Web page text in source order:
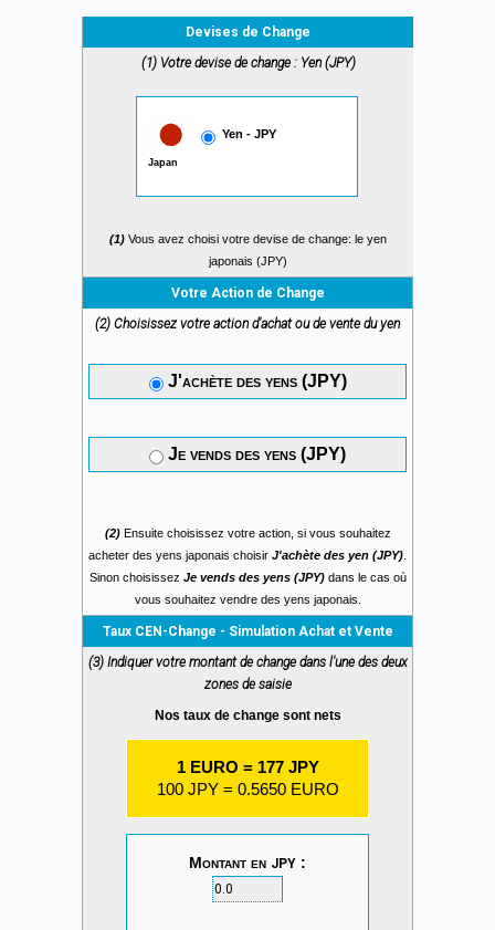
Devises de Change
(1) Votre devise de change : Yen (JPY)
Yen - JPY
Japan
(1) Vous avez choisi votre devise de change: le yen
japonais (JPY)
Votre Action de Change
(2) Choisissez votre action d'achat ou de vente du yen
J'achète des yens (JPY)
Je vends des yens (JPY)
(2)Ensuite choisissez votre action, si vous souhaitez
acheter des yens japonais choisir J'achète des yen (JPY)
Sinon choisissez Je vends des yens (JPY)dans le cas où
vous souhaitez vendre des yens japonais.
Taux CEN-Change - Simulation Achat et Vente
(3) Indiquer votre montant de change dans l'une des deux
zones de saisie
Nos taux de change sont nets
1 EURO = 177 JPY
100 JPY = 0.5650 EURO
Montant en JPY :